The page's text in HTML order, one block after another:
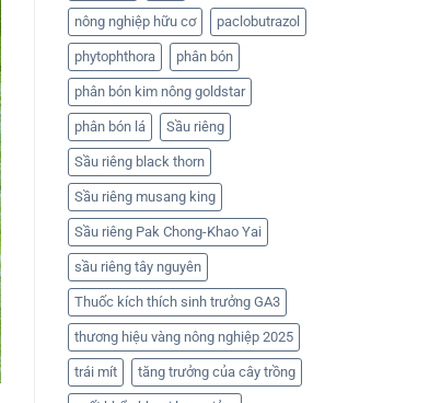
nông nghiệp hữu cơ paclobutrazol
phytophthora phân bón
phân bón kim nông goldstar
phân bón lá Sầu riêng
Sầu riêng black thorn
Sầu riêng musang king
Sầu riêng Pak Chong-Khao Yai
sầu riêng tây nguyên
Thuốc kích thích sinh trưởng GA3
thương hiệu vàng nông nghiệp 2025
trái mít tăng trưởng của cây trồng